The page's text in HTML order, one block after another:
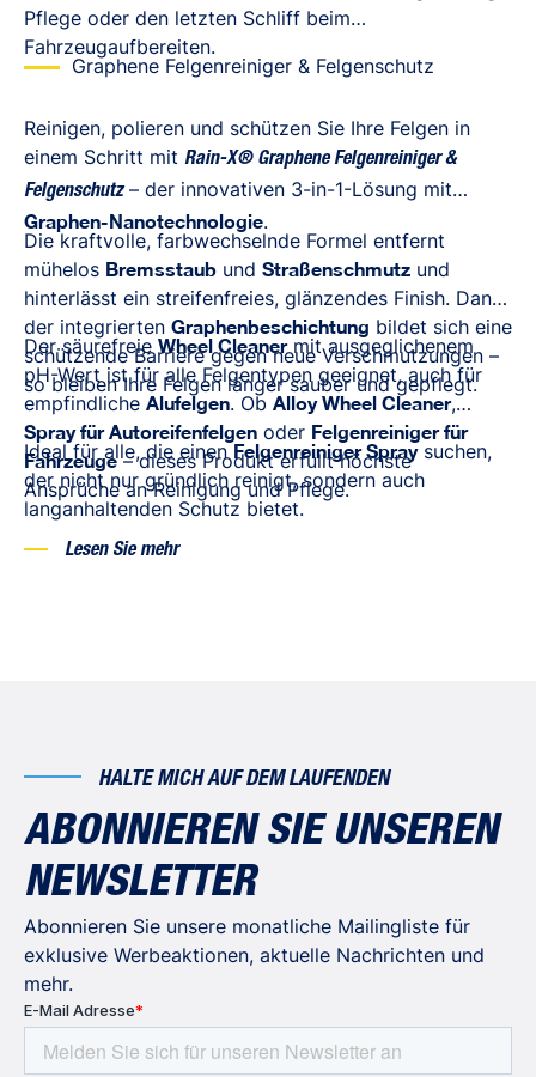
Pflege oder den letzten Schliff beim
Fahrzeugaufbereiten.
Graphene Felgenreiniger & Felgenschutz
Reinigen, polieren und schützen Sie Ihre Felgen in
einem Schritt mit Rain-X® Graphene Felgenreiniger &
Felgenschutz – der innovativen 3-in-1-Lösung mit
Graphen-Nanotechnologie.
Die kraftvolle, farbwechselnde Formel entfernt
mühelos Bremsstaub und Straßenschmutz und
hinterlässt ein streifenfreies, glänzendes Finish. Dank
der integrierten Graphenbeschichtung bildet sich eine
schützende Barriere gegen neue Verschmutzungen –
so bleiben Ihre Felgen länger sauber und gepflegt.
Der säurefreieWheel Cleanermit ausgeglichenem
pH-Wert ist für alle Felgentypen geeignet, auch für
empfindliche Alufelgen. Ob Alloy Wheel Cleaner,
Spray für Autoreifenfelgen oder Felgenreiniger für
Fahrzeuge– dieses Produkt erfüllt höchste
Ansprüche an Reinigung und Pflege.
Ideal für alle, die einen Felgenreiniger Spraysuchen,
der nicht nur gründlich reinigt, sondern auch
langanhaltenden Schutz bietet.
Lesen Sie mehr
HALTE MICH AUF DEM LAUFENDEN
ABONNIEREN SIE UNSEREN
NEWSLETTER
Abonnieren Sie unsere monatliche Mailingliste für
exklusive Werbeaktionen, aktuelle Nachrichten und
mehr.